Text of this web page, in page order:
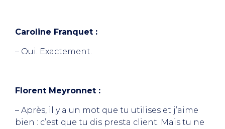
Caroline Franquet :
– Oui. Exactement.
Florent Meyronnet :
– Après, il y a un mot que tu utilises et j’aime
bien : c’est que tu dis presta client. Mais tu ne